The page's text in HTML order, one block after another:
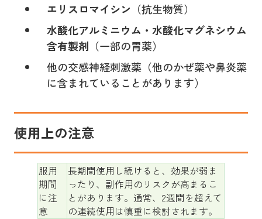
エリスロマイシン （抗生物質）
水酸化アルミニウム・水酸化マグネシウム
含有製剤 （一部の胃薬）
他の交感神経刺激薬（他のかぜ薬や鼻炎薬
に含まれていることがあります）
使用上の注意
服用
期間
に注
意
長期間使用し続けると、効果が弱ま
ったり、副作用のリスクが高まるこ
とがあります。通常、2週間を超えて
の連続使用は慎重に検討されます。